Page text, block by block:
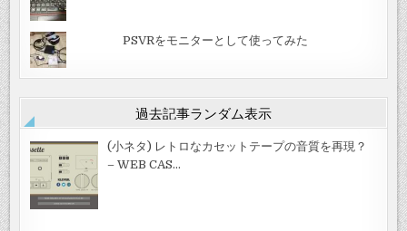
PSVRをモニターとして使ってみた
過去記事ランダム表示
(小ネタ) レトロなカセットテープの音質を再現？
– WEB CAS…